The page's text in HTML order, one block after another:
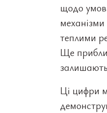
щодо умов
механізми
теплими
Ще
Ці цифри